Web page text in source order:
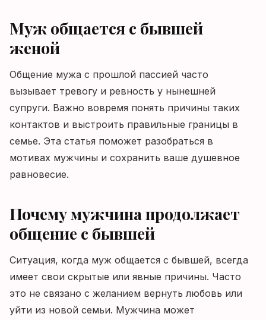
Муж общается с бывшей
женой
Общение мужа с прошлой пассией часто
вызывает тревогу и ревность у нынешней
супруги. Важно вовремя понять причины таких
контактов и выстроить правильные границы в
семье. Эта статья поможет разобраться в
мотивах мужчины и сохранить ваше душевное
равновесие.
Почему мужчина продолжает
общение с бывшей
Ситуация, когда муж общается с бывшей, всегда
имеет свои скрытые или явные причины. Часто
это не связано с желанием вернуть любовь или
уйти из новой семьи. Мужчина может